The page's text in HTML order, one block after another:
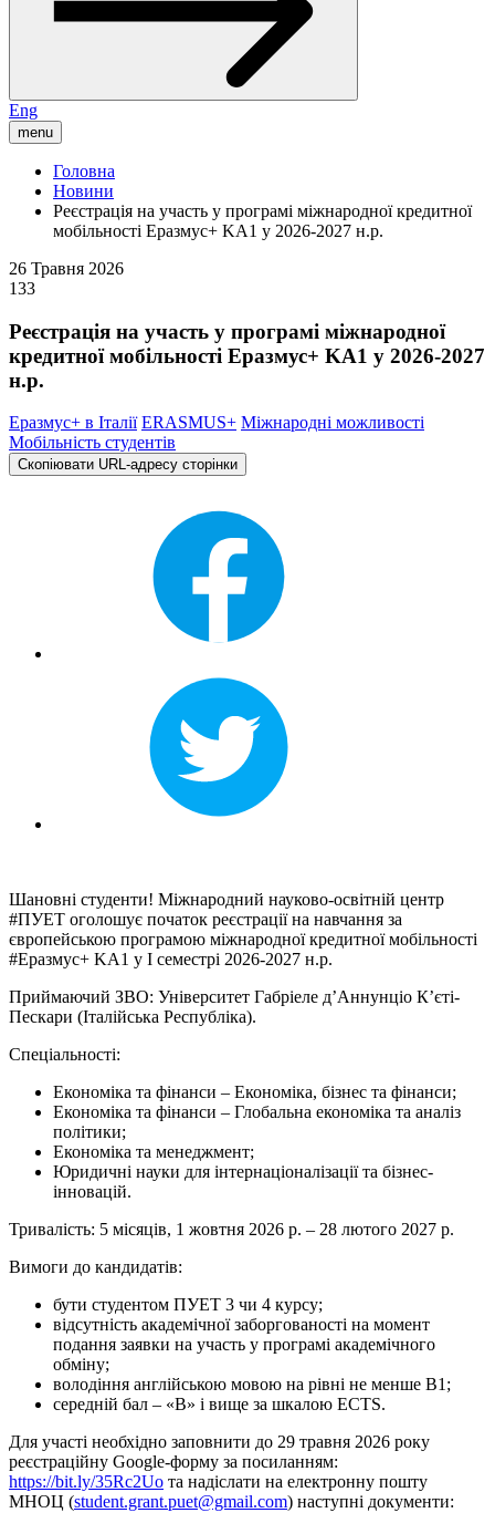
Eng
menu
Головна
Новини
Реєстрація на участь у програмі міжнародної кредитної
мобільності Еразмус+ KA1 у 2026-2027 н.р.
26 Травня 2026
133
Реєстрація на участь у програмі міжнародної
кредитної мобільності Еразмус+ KA1 у 2026-2027
н.р.
Еразмус+ в Італії ERASMUS+ Міжнародні можливості
Мобільність студентів
Скопіювати URL-адресу сторінки
Шановні студенти! Міжнародний науково-освітній центр
#ПУЕТ оголошує початок реєстрації на навчання за
європейською програмою міжнародної кредитної мобільності
#Еразмус+ KA1 у І семестрі 2026-2027 н.р.
Приймаючий ЗВО: Університет Габріеле д’Аннунціо К’єті-
Пескари (Італійська Республіка).
Спеціальності:
Економіка та фінанси – Економіка, бізнес та фінанси;
Економіка та фінанси – Глобальна економіка та аналіз
політики;
Економіка та менеджмент;
Юридичні науки для інтернаціоналізації та бізнес-
інновацій.
Тривалість: 5 місяців, 1 жовтня 2026 р. – 28 лютого 2027 р.
Вимоги до кандидатів:
бути студентом ПУЕТ 3 чи 4 курсу;
відсутність академічної заборгованості на момент
подання заявки на участь у програмі академічного
обміну;
володіння англійською мовою на рівні не менше B1;
середній бал – «B» і вище за шкалою ECTS.
Для участі необхідно заповнити до 29 травня 2026 року
реєстраційну Google-форму за посиланням:
https://bit.ly/35Rc2Uo та надіслати на електронну пошту
МНОЦ (student.grant.puet@gmail.com) наступні документи: